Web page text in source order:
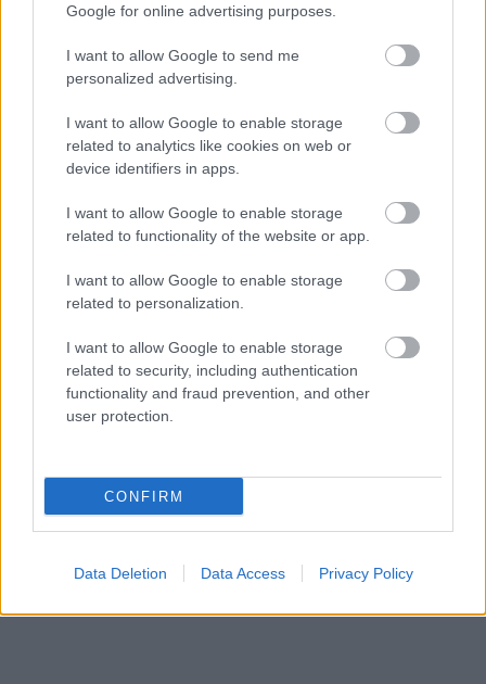
Google for online advertising purposes.
I want to allow Google to send me
personalized advertising.
I want to allow Google to enable storage
related to analytics like cookies on web or
device identifiers in apps.
I want to allow Google to enable storage
related to functionality of the website or app.
I want to allow Google to enable storage
related to personalization.
I want to allow Google to enable storage
related to security, including authentication
functionality and fraud prevention, and other
user protection.
CONFIRM
Data Deletion Data Access Privacy Policy